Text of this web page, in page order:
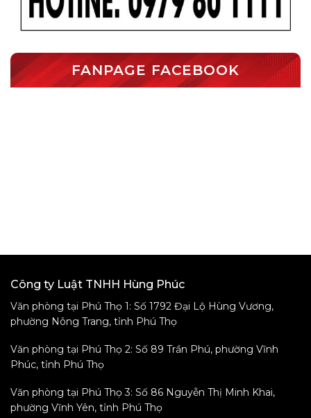
FANPAGE FACEBOOK
Công ty Luật TNHH Hùng Phúc
Văn phòng tại Phú Thọ 1: Số 1792 Đại Lộ Hùng Vương,
phường Nông Trang, tỉnh Phú Thọ
Văn phòng tại Phú Thọ 2: Số 89 Trần Phú, phường Vĩnh
Phúc, tỉnh Phú Thọ
Văn phòng tại Phú Thọ 3: Số 86 Nguyễn Thị Minh Khai,
phường Vĩnh Yên, tỉnh Phú Thọ